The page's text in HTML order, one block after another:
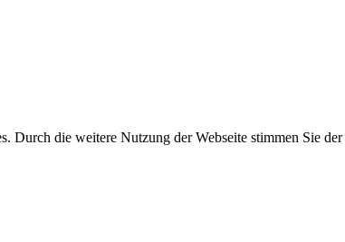
die weitere Nutzung der Webseite stimmen Sie